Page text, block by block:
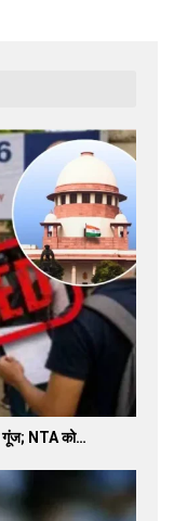
गूंज; NTA को…